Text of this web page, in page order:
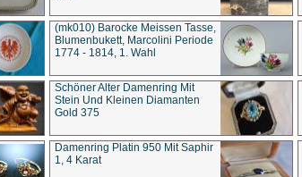
(mk010) Barocke Meissen Tasse,
Blumenbukett, Marcolini Periode
1774 - 1814, 1. Wahl
Schöner Alter Damenring Mit
Stein Und Kleinen Diamanten
Gold 375
Damenring Platin 950 Mit Saphir
1, 4 Karat